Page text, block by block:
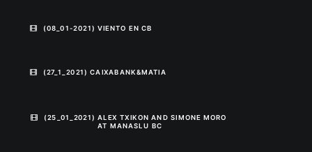
(08_01-2021) VIENTO EN CB
(27_1_2021) CAIXABANK&MATIA
(25_01_2021) ALEX TXIKON AND SIMONE MORO
AT MANASLU BC